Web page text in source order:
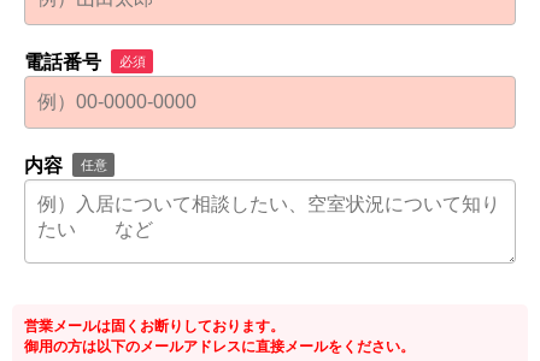
電話番号 必須
内容 任意
営業メールは固くお断りしております。
御用の方は以下のメールアドレスに直接メールをください。